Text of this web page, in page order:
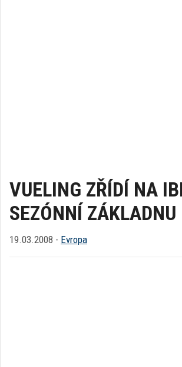
VUELING ZŘÍDÍ NA
SEZÓNNÍ ZÁKLADNU
19.03.2008 - Evropa